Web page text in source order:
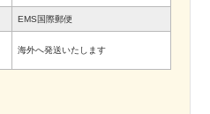
EMS国際郵便
海外へ発送いたします